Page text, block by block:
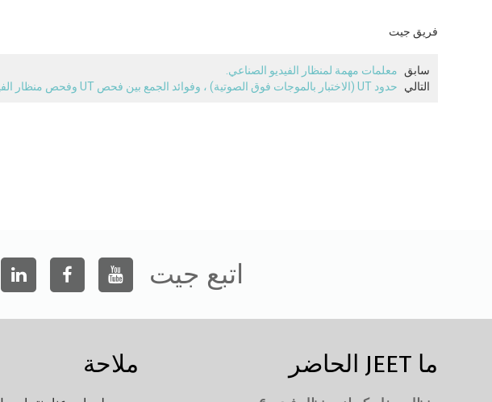
فريق جيت
سابق
معلمات مهمة لمنظار الفيديو الصناعي.
التالي
حدود UT (الاختبار بالموجات فوق الصوتية) ، وفوائد الجمع بين فحص UT وفحص منظار الفيديو الصناعي
اتبع جيت
ما JEET الحاضر ملاحة